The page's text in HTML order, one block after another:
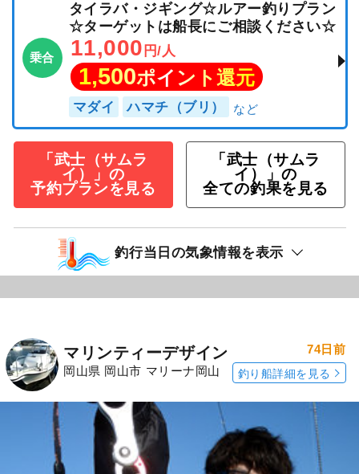
乗合
タイラバ・ジギング☆ルアー釣りプラン
☆ターゲットは船長にご相談ください☆
11,000 円/人
1,500ポイント還元
マダイ ハマチ（ブリ）
「武士（サムラ
イ）」の
予約プランを見る
「武士（サムラ
イ）」の
全ての釣果を見る
釣行当日の気象情報を表示
マリンティーデザイン
岡山県 岡山市 マリーナ岡山
74日前
釣り船詳細を見る